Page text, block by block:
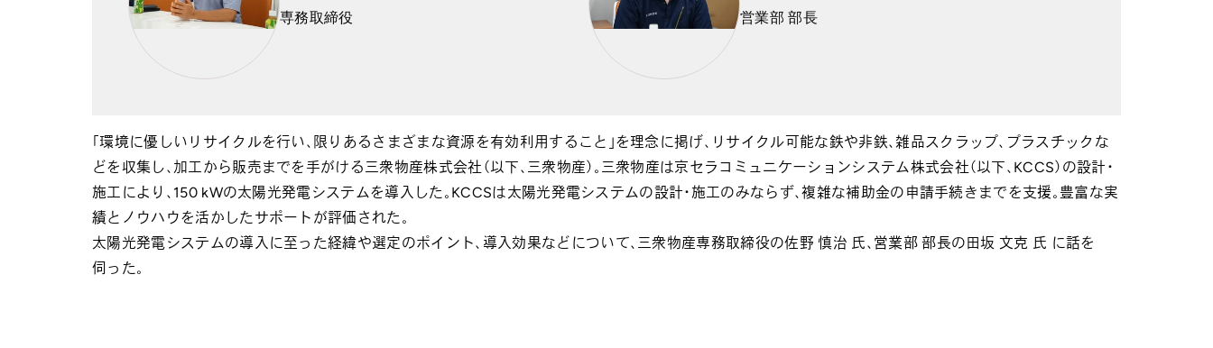
専務取締役 営業部 部長
「環境に優しいリサイクルを行い、限りあるさまざまな資源を有効利用すること」を理念に掲げ、リサイクル可能な鉄や非鉄、雑品スクラップ、プラスチックな
どを収集し、加工から販売までを手がける三衆物産株式会社（以下、三衆物産）。三衆物産は京セラコミュニケーションシステム株式会社（以下、KCCS）の設計・
施工により、150 kWの太陽光発電システムを導入した。KCCSは太陽光発電システムの設計・施工のみならず、複雑な補助金の申請手続きまでを支援。豊富な実
績とノウハウを活かしたサポートが評価された。
太陽光発電システムの導入に至った経緯や選定のポイント、導入効果などについて、三衆物産専務取締役の佐野 慎治 氏、営業部 部長の田坂 文克 氏 に話を
伺った。